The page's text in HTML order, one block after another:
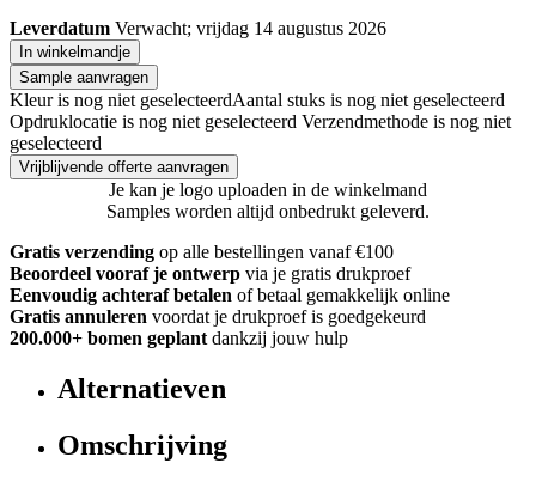
Leverdatum Verwacht; vrijdag 14 augustus 2026
In winkelmandje
Sample aanvragen
Kleur is nog niet geselecteerdAantal stuks is nog niet geselecteerd
Opdruklocatie is nog niet geselecteerd Verzendmethode is nog niet
geselecteerd
Vrijblijvende offerte aanvragen
Je kan je logo uploaden in de winkelmand
Samples worden altijd onbedrukt geleverd.
Gratis verzending op alle bestellingen vanaf €100
Beoordeel vooraf je ontwerp via je gratis drukproef
Eenvoudig achteraf betalen of betaal gemakkelijk online
Gratis annuleren voordat je drukproef is goedgekeurd
200.000+ bomen geplant dankzij jouw hulp
Alternatieven
Omschrijving